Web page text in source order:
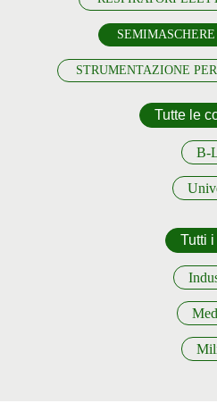
STRUMENTAZIONE
Tutte le
B-
Tutti